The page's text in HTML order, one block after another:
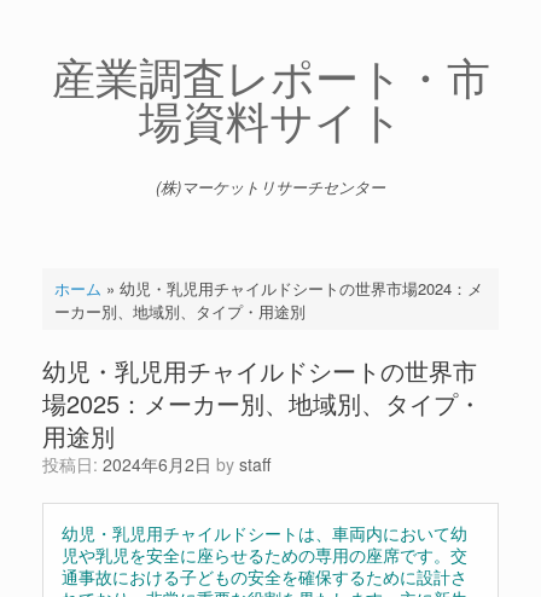
産業調査レポート・市
場資料サイト
(株)マーケットリサーチセンター
ホーム » 幼児・乳児用チャイルドシートの世界市場2024：メ
ーカー別、地域別、タイプ・用途別
幼児・乳児用チャイルドシートの世界市
場2025：メーカー別、地域別、タイプ・
用途別
投稿日: 2024年6月2日 by staff
幼児・乳児用チャイルドシートは、車両内において幼
児や乳児を安全に座らせるための専用の座席です。交
通事故における子どもの安全を確保するために設計さ